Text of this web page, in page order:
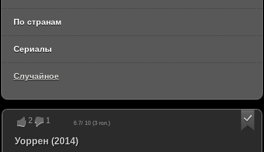
2 1 6.7/ 10 (3 гол.)
Уоррен (2014)
По странам
Сериалы
Случайное